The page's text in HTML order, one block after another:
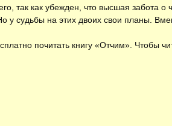
так как убежден, что высшая забота
у судьбы на этих двоих свои планы.
почитать книгу «Отчим» . Чтобы